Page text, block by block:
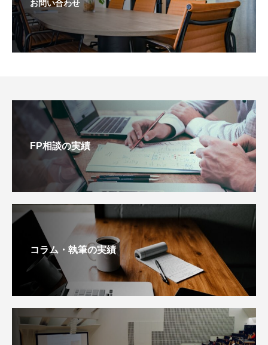
お問い合わせ
FP相談の実績
コラム・執筆の実績